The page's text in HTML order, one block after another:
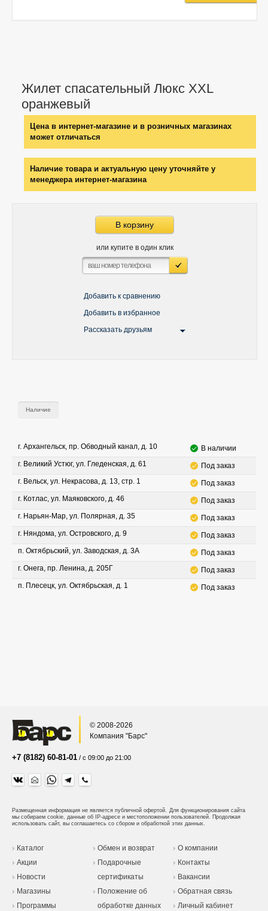
Жилет спасательный Люкс XXL
оранжевый
Цена в интернет-магазине и в розничных магазинах
может отличаться
Наличие товара и актуальную цену уточняйте у
менеджера интернет-магазина
В корзину
или купите в один клик
Добавить к сравнению
Добавить в избранное
Рассказать друзьям
Наличие
г. Архангельск, пр. Обводный канал, д. 10
В наличии
г. Великий Устюг, ул. Гледенская, д. 61
Под заказ
г. Вельск, ул. Некрасова, д. 13, стр. 1
Под заказ
г. Котлас, ул. Маяковского, д. 46
Под заказ
г. Нарьян-Мар, ул. Полярная, д. 35
Под заказ
г. Няндома, ул. Островского, д. 9
Под заказ
п. Октябрьский, ул. Заводская, д. 3А
Под заказ
г. Онега, пр. Ленина, д. 205Г
Под заказ
п. Плесецк, ул. Октябрьская, д. 1
Под заказ
© 2008-2026
Компания "Барс"
+7 (8182) 60-81-01 / с 09:00 до 21:00
Размещенная информация не является публичной офертой. Для функционирования сайта
мы собираем cookie, данные об IP-адресе и местоположении пользователей. Продолжая
использовать сайт, вы соглашаетесь со сбором и обработкой этих данных.
Каталог
Акции
Новости
Магазины
Программы
Обмен и возврат
Подарочные
сертификаты
Положение об
обработке данных
О компании
Контакты
Вакансии
Обратная связь
Личный кабинет